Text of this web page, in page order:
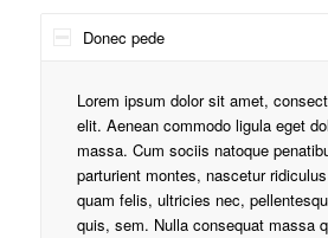
Donec pede
Lorem ipsum dolor sit amet,
elit. Aenean commodo ligula eget
massa. Cum sociis natoque
parturient montes, nascetur
quam felis, ultricies nec,
quis, sem. Nulla consequat massa